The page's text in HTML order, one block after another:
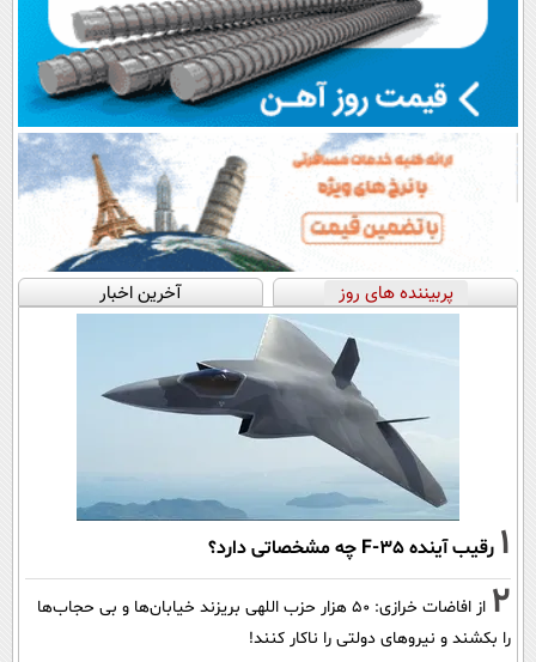
پربیننده های روز آخرین اخبار
1 رقیب آینده F-35 چه مشخصاتی دارد؟
2
از افاضات خرازی: ۵۰ هزار حزب اللهی بریزند خیابان‌ها و بی حجاب‌ها
را بکشند و نیرو‌های دولتی را ناکار کنند!